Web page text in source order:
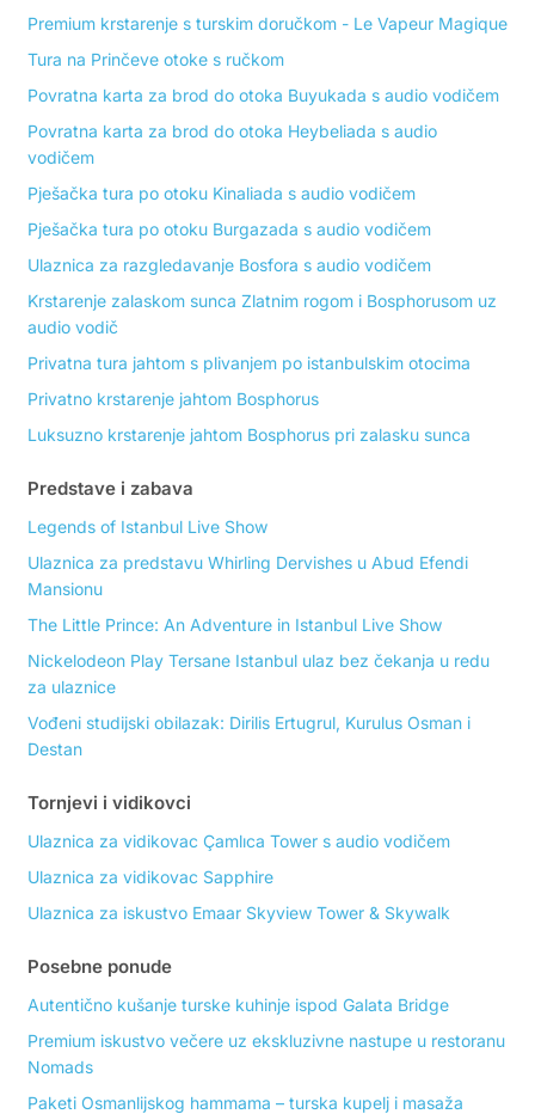
Premium krstarenje s turskim doručkom - Le Vapeur Magique
Tura na Prinčeve otoke s ručkom
Povratna karta za brod do otoka Buyukada s audio vodičem
Povratna karta za brod do otoka Heybeliada s audio
vodičem
Pješačka tura po otoku Kinaliada s audio vodičem
Pješačka tura po otoku Burgazada s audio vodičem
Ulaznica za razgledavanje Bosfora s audio vodičem
Krstarenje zalaskom sunca Zlatnim rogom i Bosphorusom uz
audio vodič
Privatna tura jahtom s plivanjem po istanbulskim otocima
Privatno krstarenje jahtom Bosphorus
Luksuzno krstarenje jahtom Bosphorus pri zalasku sunca
Predstave i zabava
Legends of Istanbul Live Show
Ulaznica za predstavu Whirling Dervishes u Abud Efendi
Mansionu
The Little Prince: An Adventure in Istanbul Live Show
Nickelodeon Play Tersane Istanbul ulaz bez čekanja u redu
za ulaznice
Vođeni studijski obilazak: Dirilis Ertugrul, Kurulus Osman i
Destan
Tornjevi i vidikovci
Ulaznica za vidikovac Çamlıca Tower s audio vodičem
Ulaznica za vidikovac Sapphire
Ulaznica za iskustvo Emaar Skyview Tower & Skywalk
Posebne ponude
Autentično kušanje turske kuhinje ispod Galata Bridge
Premium iskustvo večere uz ekskluzivne nastupe u restoranu
Nomads
Paketi Osmanlijskog hammama – turska kupelj i masaža